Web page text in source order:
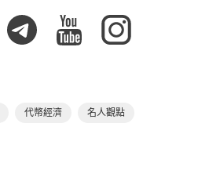
代幣經濟 名人觀點